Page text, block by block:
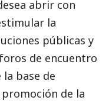
abrir con
la
públicas y
de encuentro
base de
de la